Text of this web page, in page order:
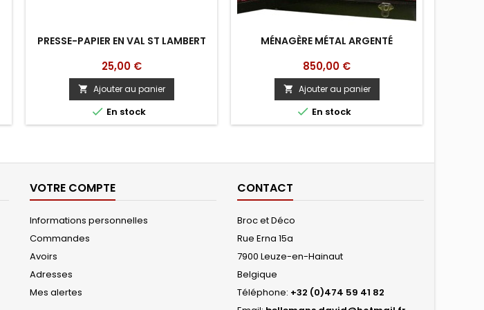
PRESSE-PAPIER EN VAL ST LAMBERT
Prix
25,00 €
 Ajouter au panier
 En stock
MÉNAGÈRE MÉTAL ARGENTÉ
Prix
850,00 €
 Ajouter au panier
 En stock
VOTRE COMPTE
Informations personnelles
Commandes
Avoirs
Adresses
Mes alertes
CONTACT
Broc et Déco
Rue Erna 15a
7900 Leuze-en-Hainaut
Belgique
Téléphone: +32 (0)474 59 41 82